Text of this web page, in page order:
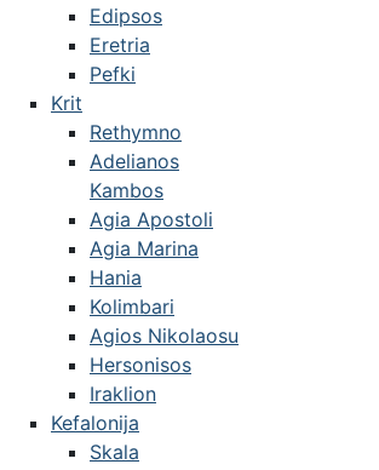
Edipsos
Eretria
Pefki
Krit
Rethymno
Adelianos
Kambos
Agia Apostoli
Agia Marina
Hania
Kolimbari
Agios Nikolaosu
Hersonisos
Iraklion
Kefalonija
Skala